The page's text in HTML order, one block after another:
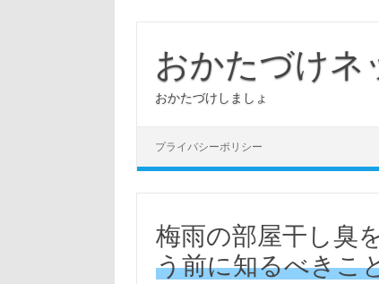
おかたづけネ
おかたづけしましょ
プライバシーポリシー
梅雨の部屋干し臭
う前に知るべきこ